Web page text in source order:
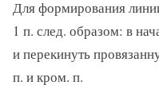
Для формирования
1 п. след. образом: в
и перекинуть
п. и кром. п.